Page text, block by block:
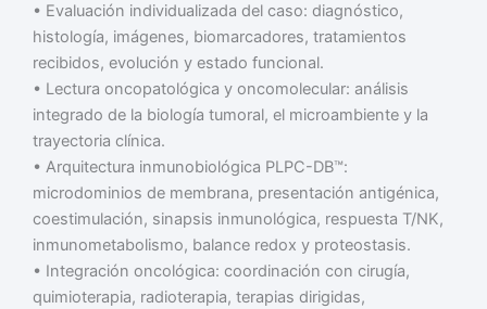
• Evaluación individualizada del caso: diagnóstico,
histología, imágenes, biomarcadores, tratamientos
recibidos, evolución y estado funcional.
• Lectura oncopatológica y oncomolecular: análisis
integrado de la biología tumoral, el microambiente y la
trayectoria clínica.
• Arquitectura inmunobiológica PLPC-DB™:
microdominios de membrana, presentación antigénica,
coestimulación, sinapsis inmunológica, respuesta T/NK,
inmunometabolismo, balance redox y proteostasis.
• Integración oncológica: coordinación con cirugía,
quimioterapia, radioterapia, terapias dirigidas,